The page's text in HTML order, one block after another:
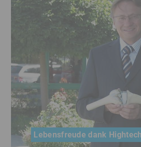
Lebensfreude dank Hightech